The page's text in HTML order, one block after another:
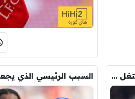
باريس سان جيرمان يصدم ليفربول ويستغل جنون الميركاتو لبيع باركولا